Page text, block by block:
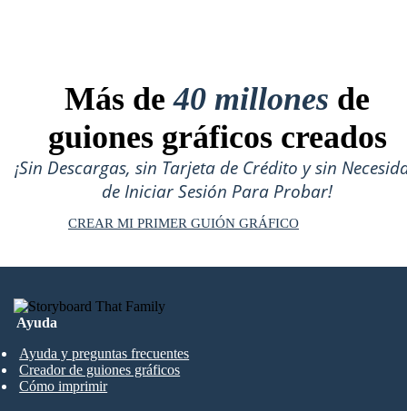
Más de40 millones de
guiones gráficos creados
¡Sin Descargas, sin Tarjeta de Crédito y sin
de Iniciar Sesión Para Probar!
CREAR MI PRIMER GUIÓN GRÁFICO
Ayuda
Ayuda y preguntas frecuentes
Creador de guiones gráficos
Cómo imprimir